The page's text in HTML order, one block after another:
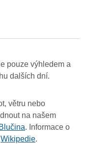
pouze výhledem a
dalších dní.
větru nebo
na našem
. Informace o
Wikipedie.